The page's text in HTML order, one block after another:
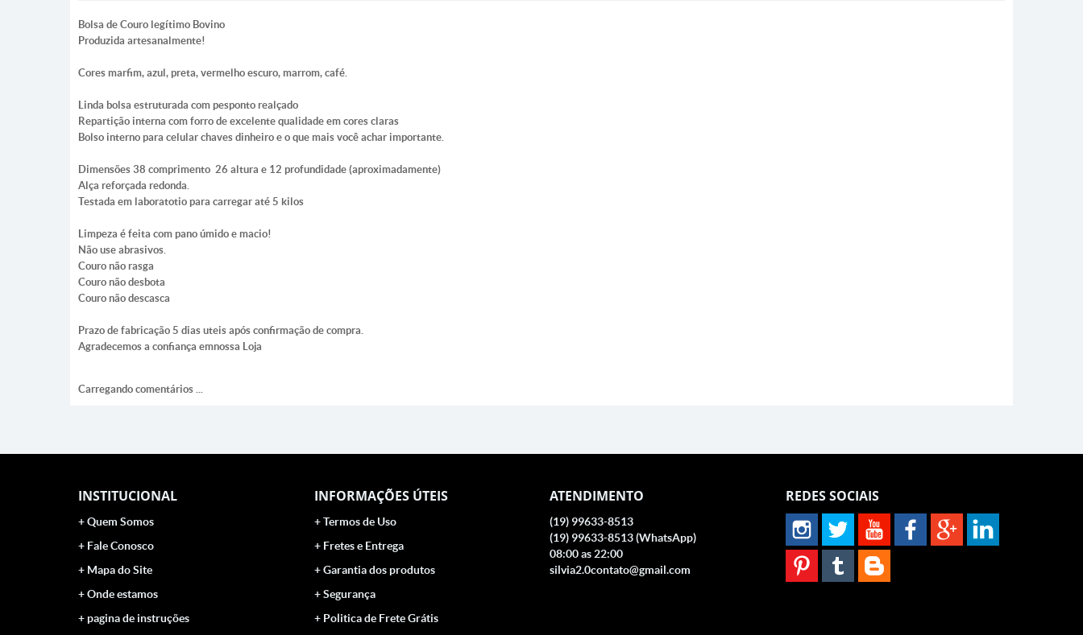
Bolsa de Couro legítimo Bovino
Produzida artesanalmente!
Cores marfim, azul, preta, vermelho escuro, marrom, café.
Linda bolsa estruturada com pesponto realçado
Repartição interna com forro de excelente qualidade em cores claras
Bolso interno para celular chaves dinheiro e o que mais você achar importante.
Dimensões 38 comprimento 26 altura e 12 profundidade (aproximadamente)
Alça reforçada redonda.
Testada em laboratotio para carregar até 5 kilos
Limpeza é feita com pano úmido e macio!
Não use abrasivos.
Couro não rasga
Couro não desbota
Couro não descasca
Prazo de fabricação 5 dias uteis após confirmação de compra.
Agradecemos a confiança emnossa Loja
Carregando comentários ...
INSTITUCIONAL
Quem Somos
Fale Conosco
Mapa do Site
Onde estamos
pagina de instruções
INFORMAÇÕES ÚTEIS
Termos de Uso
Fretes e Entrega
Garantia dos produtos
Segurança
Politica de Frete Grátis
ATENDIMENTO
(19) 99633-8513
(19) 99633-8513(WhatsApp)
08:00 as 22:00
silvia2.0contato@gmail.com
REDES SOCIAIS